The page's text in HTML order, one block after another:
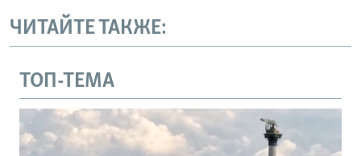
ЧИТАЙТЕ ТАКЖЕ:
ТОП-ТЕМА